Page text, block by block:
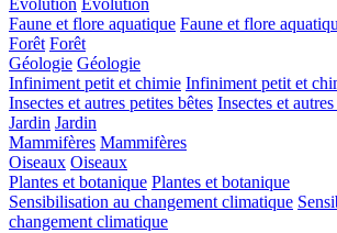
Evolution Evolution
Faune et flore aquatique Faune et flore
Forêt Forêt
Géologie Géologie
Infiniment petit et chimie Infiniment petit et
Insectes et autres petites bêtes Insectes et
Jardin Jardin
Mammifères Mammifères
Oiseaux Oiseaux
Plantes et botanique Plantes et botanique
Sensibilisation au changement climatique
changement climatique